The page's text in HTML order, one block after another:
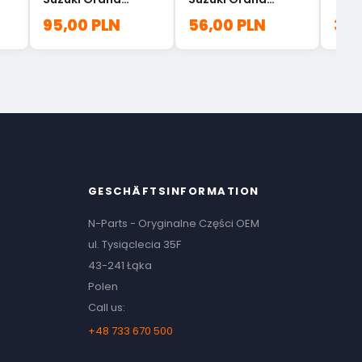
BH5278E0
95,00 PLN
Samurai 18118-
56,00 PLN
GESCHÄFTSINFORMATION
N-Parts - Oryginalne Części OEM
ul. Tysiąclecia 35F
43-241 Łąka
Polen
Call us:
+48 733 670 500